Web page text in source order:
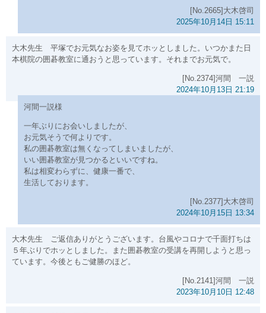
[No.2665]大木啓司
2025年10月14日 15:11
大木先生 平塚でお元気なお姿を見てホッとしました。いつかまた日
本棋院の囲碁教室に通おうと思っています。それまでお元気で。
[No.2374]河間 一説
2024年10月13日 21:19
河間一説様
一年ぶりにお会いしましたが、
お元気そうで何よりです。
私の囲碁教室は無くなってしまいましたが、
いい囲碁教室が見つかるといいですね。
私は相変わらずに、健康一番で、
生活しております。
[No.2377]大木啓司
2024年10月15日 13:34
大木先生 ご返信ありがとうございます。台風やコロナで千面打ちは
５年ぶりでホッとしました。また囲碁教室の受講を再開しようと思っ
ています。今後ともご健勝のほど。
[No.2141]河間 一説
2023年10月10日 12:48